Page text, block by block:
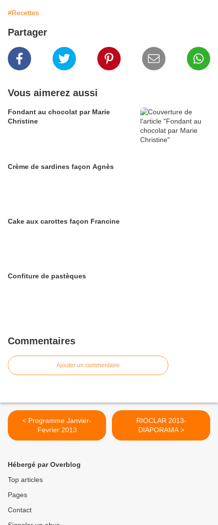
#Recettes
Partager
Vous aimerez aussi
Fondant au chocolat par Marie
Christine
Crème de sardines façon Agnès
Cake aux carottes façon Francine
Confiture de pastèques
Commentaires
Ajouter un commentaire
< Programme Janvier-
Fevrier 2013
RIOCLAR 2013-
DIAPORAMA >
Hébergé par Overblog
Top articles
Pages
Contact